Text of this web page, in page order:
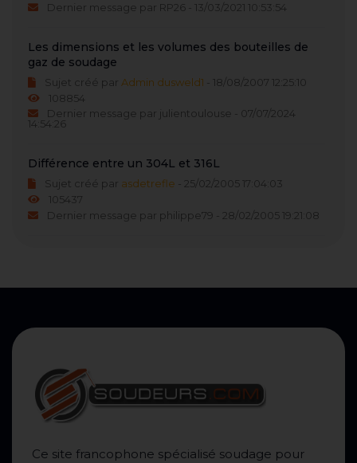
Dernier message par RP26 - 13/03/2021 10:53:54
Les dimensions et les volumes des bouteilles de
gaz de soudage
Sujet créé par Admin dusweld1 - 18/08/2007 12:25:10
108854
Dernier message par julientoulouse - 07/07/2024
14:54:26
Différence entre un 304L et 316L
Sujet créé par asdetrefle - 25/02/2005 17:04:03
105437
Dernier message par philippe79 - 28/02/2005 19:21:08
Ce site francophone spécialisé soudage pour